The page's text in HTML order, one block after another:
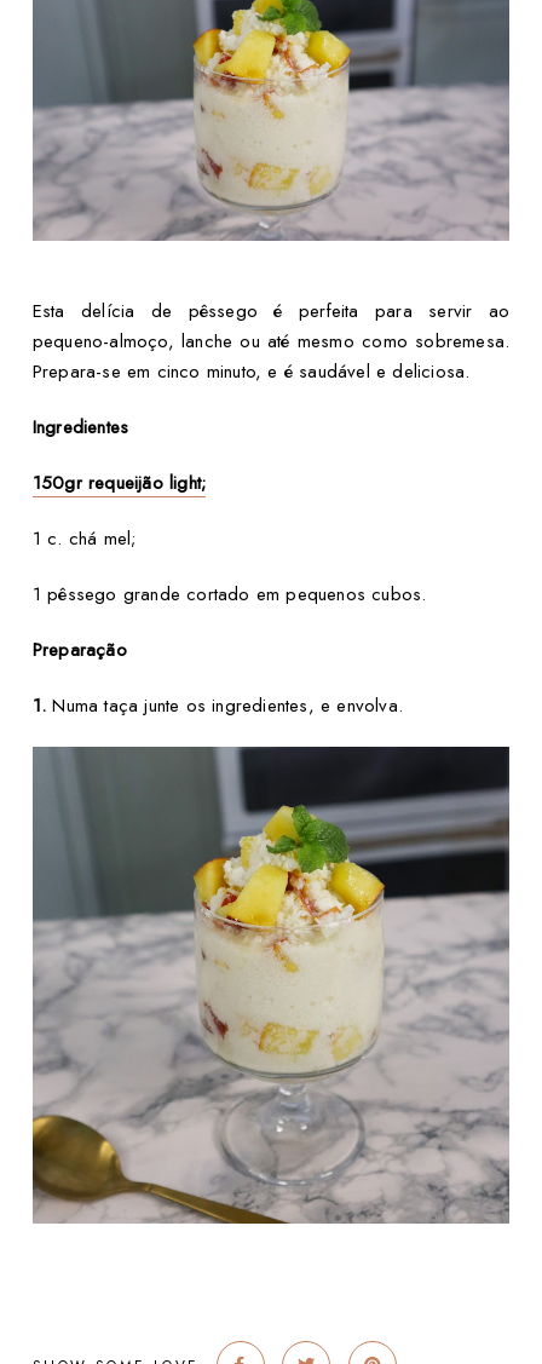
Esta delícia de pêssego é perfeita para servir ao
pequeno-almoço, lanche ou até mesmo como sobremesa.
Prepara-se em cinco minuto, e é saudável e deliciosa.
Ingredientes
150gr requeijão light;
1 c. chá mel;
1 pêssego grande cortado em pequenos cubos.
Preparação
1. Numa taça junte os ingredientes, e envolva.